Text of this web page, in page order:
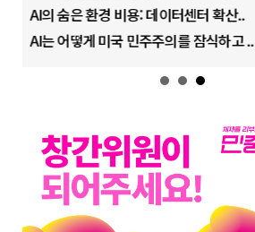
AI의 숨은 환경 비용: 데이터센터 확산..
AI는 어떻게 미국 민주주의를 잠식하고 ..